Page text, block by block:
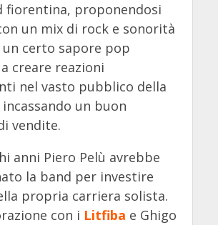
fiorentina, proponendosi
un mix di rock e sonorità
certo sapore pop
creare reazioni
nel vasto pubblico della
un buon
vendite.
anni Piero Pelù avrebbe
la band per investire
propria carriera solista.
con i Litfiba e Ghigo